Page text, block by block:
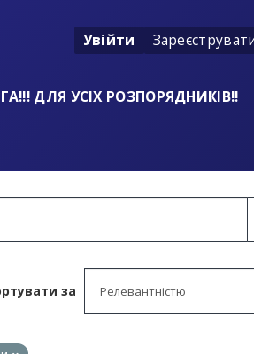
Увійти
ДЛЯ УСІХ РОЗПОРЯДНИКІВ!!
за